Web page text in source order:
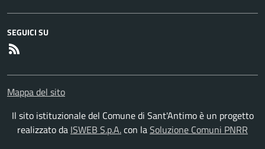
SEGUICI SU
Mappa del sito
Il sito istituzionale del Comune di Sant'Antimo è un progetto
realizzato da ISWEB S.p.A.con laSoluzione Comuni PNRR